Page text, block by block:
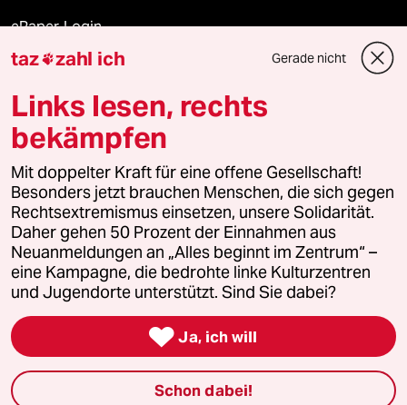
ePaper Login
Downloads für Abonnierende
© 2026 taz Verlags und Vertriebs GmbH
Alle Rechte vorbehalten. Bei rechtlichen Fragen oder für Genehmigungen
wenden Sie sich bitte an
lizenzen@taz.de
Feedback Redaktionsstatut Kommune-Richtlinien
Leitlinie Informant Datenschutz Impressum AGB
Seitenwende Einwilligungen widerrufen (Ads)
taz zahl ich Gerade nicht
Links lesen, rechts
bekämpfen
Mit doppelter Kraft für eine offene Gesellschaft!
Besonders jetzt brauchen Menschen, die sich gegen
Rechtsextremismus einsetzen, unsere Solidarität.
Daher gehen 50 Prozent der Einnahmen aus
Neuanmeldungen an „Alles beginnt im Zentrum“ –
eine Kampagne, die bedrohte linke Kulturzentren
und Jugendorte unterstützt. Sind Sie dabei?
 Ja, ich will
Schon dabei!